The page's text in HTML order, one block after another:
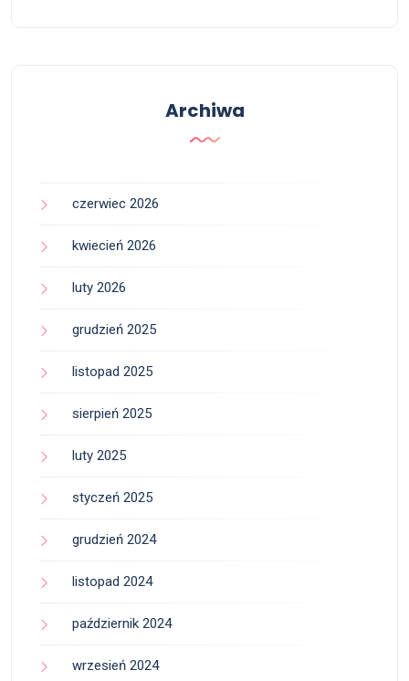
Archiwa
czerwiec 2026
kwiecień 2026
luty 2026
grudzień 2025
listopad 2025
sierpień 2025
luty 2025
styczeń 2025
grudzień 2024
listopad 2024
październik 2024
wrzesień 2024